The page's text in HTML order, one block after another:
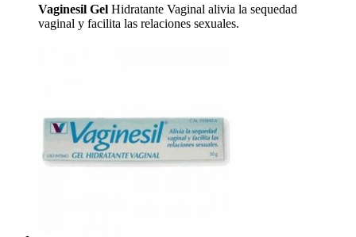
Vaginesil Gel Hidratante Vaginal alivia la sequedad
vaginal y facilita las relaciones sexuales.